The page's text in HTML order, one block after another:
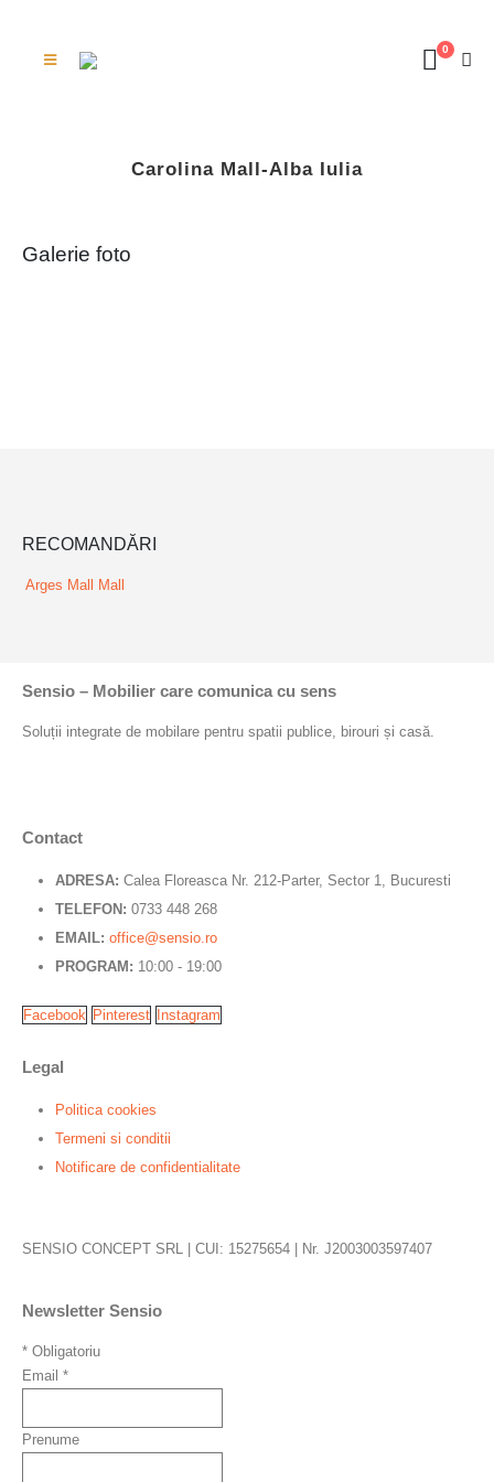
0
Carolina Mall-Alba Iulia
Galerie foto
RECOMANDĂRI
Arges Mall Mall
Sensio – Mobilier care comunica cu sens
Soluții integrate de mobilare pentru spatii publice, birouri și casă.
Contact
ADRESA: Calea Floreasca Nr. 212-Parter, Sector 1, Bucuresti
TELEFON: 0733 448 268
EMAIL: office@sensio.ro
PROGRAM: 10:00 - 19:00
Facebook Pinterest Instagram
Legal
Politica cookies
Termeni si conditii
Notificare de confidentialitate
SENSIO CONCEPT SRL | CUI: 15275654 | Nr. J2003003597407
Newsletter Sensio
* Obligatoriu
Email *
Prenume